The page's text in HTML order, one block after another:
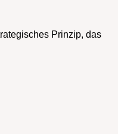
Prinzip, das